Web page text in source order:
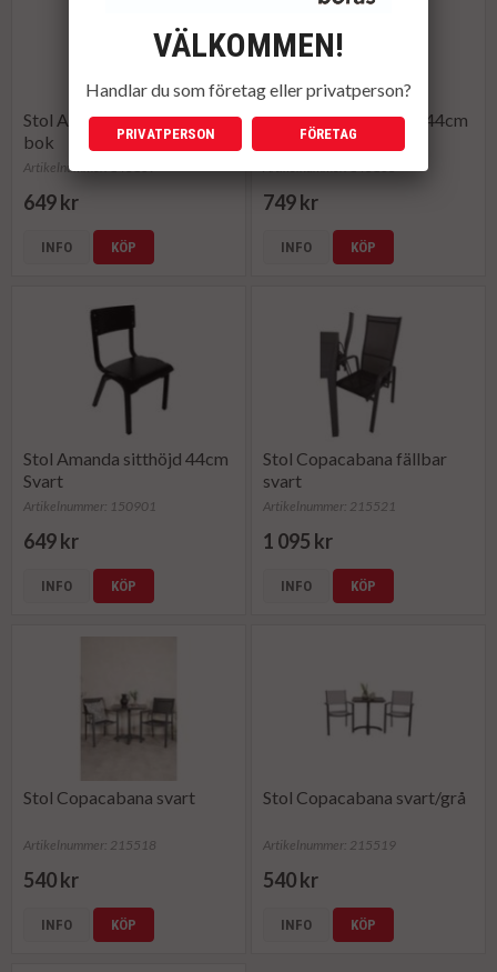
Stol Amanda sitthöjd 44cm
bok
Artikelnummer: 146109
649 kr
INFO KÖP
Stol Amanda sitthöjd 44cm
svart
Artikelnummer: 146108
749 kr
INFO KÖP
Stol Amanda sitthöjd 44cm
Svart
Artikelnummer: 150901
649 kr
INFO KÖP
Stol Copacabana fällbar
svart
Artikelnummer: 215521
1 095 kr
INFO KÖP
Stol Copacabana svart
Artikelnummer: 215518
540 kr
INFO KÖP
Stol Copacabana svart/grå
Artikelnummer: 215519
540 kr
INFO KÖP
VÄLKOMMEN!
Handlar du som företag eller privatperson?
PRIVATPERSON FÖRETAG